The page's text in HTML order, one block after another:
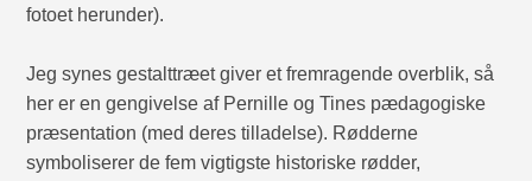
fotoet herunder).
Jeg synes gestalttræet giver et fremragende overblik, så
her er en gengivelse af Pernille og Tines pædagogiske
præsentation (med deres tilladelse). Rødderne
symboliserer de fem vigtigste historiske rødder,